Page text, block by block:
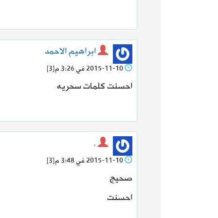
ابراهيم الاحمد
[3]
احسنت كلمات سحريه
.
[3]
صحيج
احسنت